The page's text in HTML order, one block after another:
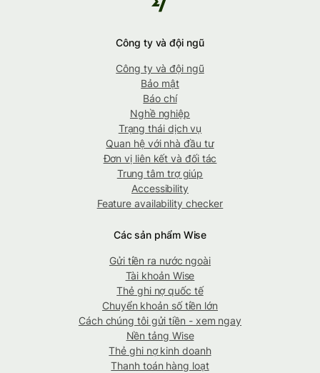
Công ty và đội ngũ
Công ty và đội ngũ
Bảo mật
Báo chí
Nghề nghiệp
Trạng thái dịch vụ
Quan hệ với nhà đầu tư
Đơn vị liên kết và đối tác
Trung tâm trợ giúp
Accessibility
Feature availability checker
Các sản phẩm Wise
Gửi tiền ra nước ngoài
Tài khoản Wise
Thẻ ghi nợ quốc tế
Chuyển khoản số tiền lớn
Cách chúng tôi gửi tiền - xem ngay
Nền tảng Wise
Thẻ ghi nợ kinh doanh
Thanh toán hàng loạt